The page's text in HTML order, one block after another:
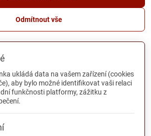
Odmítnout vše
ukládá data na vašem zařízení (cookies
aby bylo možné identifikovat vaši relaci
funkčnosti platformy, zážitku z